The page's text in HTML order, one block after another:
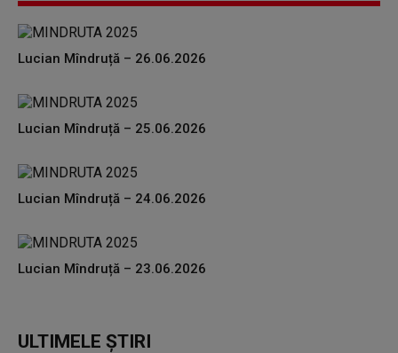
Lucian Mîndruță – 26.06.2026
Lucian Mîndruță – 25.06.2026
Lucian Mîndruță – 24.06.2026
Lucian Mîndruță – 23.06.2026
ULTIMELE ȘTIRI